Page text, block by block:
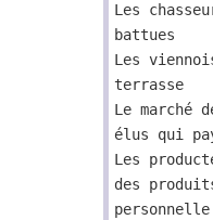
Les
battues
Les
terrasse
Le marché
élus qui
Les
des